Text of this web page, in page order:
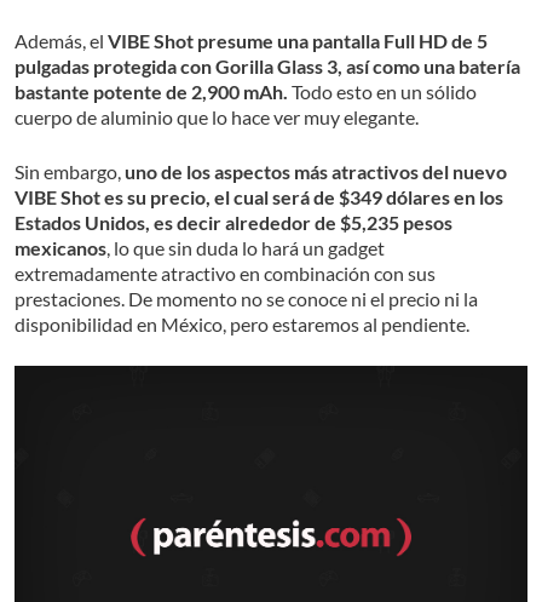
Además, el VIBE Shot presume una pantalla Full HD de 5
pulgadas protegida con Gorilla Glass 3, así como una batería
bastante potente de 2,900 mAh. Todo esto en un sólido
cuerpo de aluminio que lo hace ver muy elegante.
Sin embargo, uno de los aspectos más atractivos del nuevo
VIBE Shot es su precio, el cual será de $349 dólares en los
Estados Unidos, es decir alrededor de $5,235 pesos
mexicanos, lo que sin duda lo hará un gadget
extremadamente atractivo en combinación con sus
prestaciones. De momento no se conoce ni el precio ni la
disponibilidad en México, pero estaremos al pendiente.